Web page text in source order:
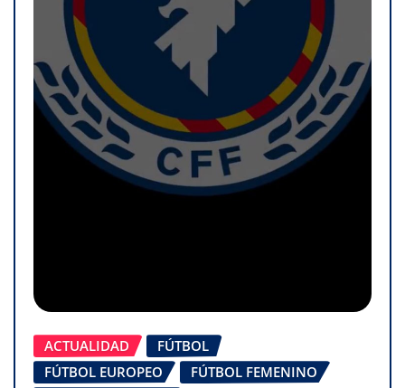
ACTUALIDAD
FÚTBOL
FÚTBOL EUROPEO
FÚTBOL FEMENINO